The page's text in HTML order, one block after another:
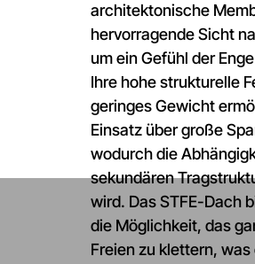
architektonische
hervorragende Sicht
um ein Gefühl der
Ihre hohe strukturelle
geringes Gewicht
Einsatz über große
wodurch die
sekundären
wird. Das STFE-Dach
die Möglichkeit, das
Freien zu klettern,